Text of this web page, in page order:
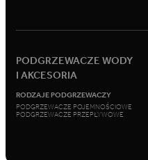
PODGRZEWACZE WODY
I AKCESORIA
RODZAJE PODGRZEWACZY
PODGRZEWACZE POJEMNOŚCIOWE
PODGRZEWACZE PRZEPŁYWOWE